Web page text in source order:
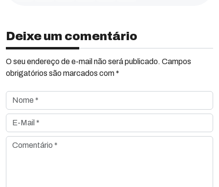
Deixe um comentário
O seu endereço de e-mail não será publicado. Campos
obrigatórios são marcados com *
Nome *
E-Mail *
Comentário *